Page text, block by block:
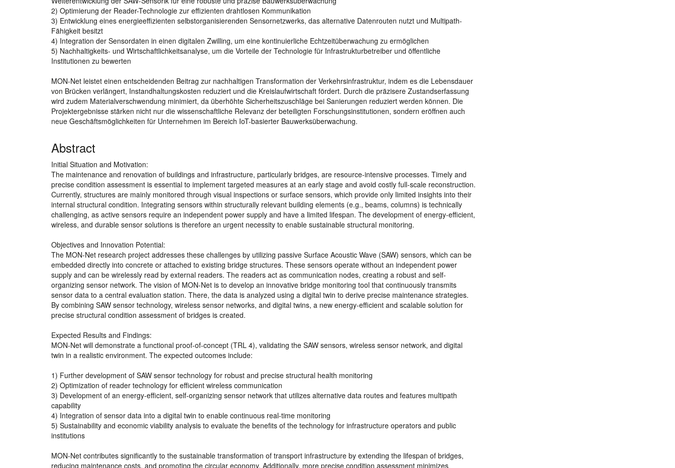
2) Optimierung der Reader-Technologie zur effizienten drahtlosen Kommunikation
3) Entwicklung eines energieeffizienten selbstorganisierenden Sensornetzwerks, das alternative Datenrouten nutzt und Multipath-
Fähigkeit besitzt
4) Integration der Sensordaten in einen digitalen Zwilling, um eine kontinuierliche Echtzeitüberwachung zu ermöglichen
5) Nachhaltigkeits- und Wirtschaftlichkeitsanalyse, um die Vorteile der Technologie für Infrastrukturbetreiber und öffentliche
Institutionen zu bewerten
MON-Net leistet einen entscheidenden Beitrag zur nachhaltigen Transformation der Verkehrsinfrastruktur, indem es die Lebensdauer
von Brücken verlängert, Instandhaltungskosten reduziert und die Kreislaufwirtschaft fördert. Durch die präzisere Zustandserfassung
wird zudem Materialverschwendung minimiert, da überhöhte Sicherheitszuschläge bei Sanierungen reduziert werden können. Die
Projektergebnisse stärken nicht nur die wissenschaftliche Relevanz der beteiligten Forschungsinstitutionen, sondern eröffnen auch
neue Geschäftsmöglichkeiten für Unternehmen im Bereich IoT-basierter Bauwerksüberwachung.
Abstract
Initial Situation and Motivation:
The maintenance and renovation of buildings and infrastructure, particularly bridges, are resource-intensive processes. Timely and
precise condition assessment is essential to implement targeted measures at an early stage and avoid costly full-scale reconstruction.
Currently, structures are mainly monitored through visual inspections or surface sensors, which provide only limited insights into their
internal structural condition. Integrating sensors within structurally relevant building elements (e.g., beams, columns) is technically
challenging, as active sensors require an independent power supply and have a limited lifespan. The development of energy-efficient,
wireless, and durable sensor solutions is therefore an urgent necessity to enable sustainable structural monitoring.
Objectives and Innovation Potential:
The MON-Net research project addresses these challenges by utilizing passive Surface Acoustic Wave (SAW) sensors, which can be
embedded directly into concrete or attached to existing bridge structures. These sensors operate without an independent power
supply and can be wirelessly read by external readers. The readers act as communication nodes, creating a robust and self-
organizing sensor network. The vision of MON-Net is to develop an innovative bridge monitoring tool that continuously transmits
sensor data to a central evaluation station. There, the data is analyzed using a digital twin to derive precise maintenance strategies.
By combining SAW sensor technology, wireless sensor networks, and digital twins, a new energy-efficient and scalable solution for
precise structural condition assessment of bridges is created.
Expected Results and Findings:
MON-Net will demonstrate a functional proof-of-concept (TRL 4), validating the SAW sensors, wireless sensor network, and digital
twin in a realistic environment. The expected outcomes include:
1) Further development of SAW sensor technology for robust and precise structural health monitoring
2) Optimization of reader technology for efficient wireless communication
3) Development of an energy-efficient, self-organizing sensor network that utilizes alternative data routes and features multipath
capability
4) Integration of sensor data into a digital twin to enable continuous real-time monitoring
5) Sustainability and economic viability analysis to evaluate the benefits of the technology for infrastructure operators and public
institutions
MON-Net contributes significantly to the sustainable transformation of transport infrastructure by extending the lifespan of bridges,
reducing maintenance costs, and promoting the circular economy. Additionally, more precise condition assessment minimizes